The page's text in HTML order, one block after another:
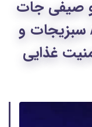
و صیفی جات
سبزیجات و
غذایی